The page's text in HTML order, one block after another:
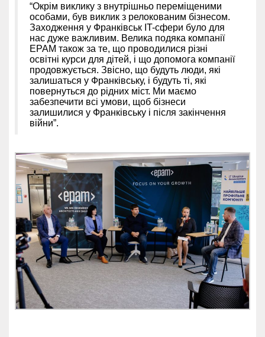
“Окрім виклику з внутрішньо переміщеними
особами, був виклик з релокованим бізнесом.
Заходження у Франківськ IT-сфери було для
нас дуже важливим. Велика подяка компанії
EPAM також за те, що проводилися різні
освітні курси для дітей, і що допомога компанії
продовжується. Звісно, що будуть люди, які
залишаться у Франківську, і будуть ті, які
повернуться до рідних міст. Ми маємо
забезпечити всі умови, щоб бізнеси
залишилися у Франківську і після закінчення
війни”.